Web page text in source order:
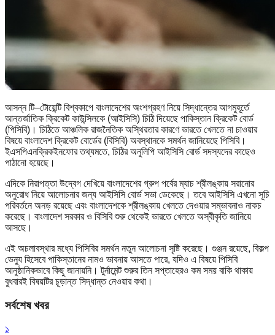
আসন্ন টি–টোয়েন্টি বিশ্বকাপে বাংলাদেশের অংশগ্রহণ নিয়ে সিদ্ধান্তের আগমুহূর্তে
আন্তর্জাতিক ক্রিকেট কাউন্সিলকে (আইসিসি) চিঠি দিয়েছে পাকিস্তান ক্রিকেট বোর্ড
(পিসিবি)। চিঠিতে আঞ্চলিক রাজনৈতিক অস্থিরতার কারণে ভারতে খেলতে না চাওয়ার
বিষয়ে বাংলাদেশ ক্রিকেট বোর্ডের (বিসিবি) অবস্থানকে সমর্থন জানিয়েছে পিসিবি।
ইএসপিএনক্রিকইনফোর তথ্যমতে, চিঠির অনুলিপি আইসিসি বোর্ড সদস্যদের কাছেও
পাঠানো হয়েছে।
এদিকে নিরাপত্তা উদ্বেগ দেখিয়ে বাংলাদেশের গ্রুপ পর্বের ম্যাচ শ্রীলঙ্কায় সরানোর
অনুরোধ নিয়ে আলোচনার জন্য আইসিসি বোর্ড সভা ডেকেছে। তবে আইসিসি এখনো সূচি
পরিবর্তনে অনড় রয়েছে এবং বাংলাদেশকে শ্রীলঙ্কায় খেলতে দেওয়ার সম্ভাবনাও নাকচ
করেছে। বাংলাদেশ সরকার ও বিসিবি শুরু থেকেই ভারতে খেলতে অস্বীকৃতি জানিয়ে
আসছে।
এই অচলাবস্থার মধ্যে পিসিবির সমর্থন নতুন আলোচনা সৃষ্টি করেছে। গুঞ্জন রয়েছে, বিকল্প
ভেন্যু হিসেবে পাকিস্তানের নামও ভাবনায় আসতে পারে, যদিও এ বিষয়ে পিসিবি
আনুষ্ঠানিকভাবে কিছু জানায়নি। টুর্নামেন্ট শুরুর তিন সপ্তাহেরও কম সময় বাকি থাকায়
বুধবারই বিষয়টির চূড়ান্ত সিদ্ধান্ত নেওয়ার কথা।
সর্বশেষ খবর
১